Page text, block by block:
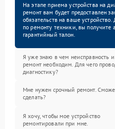
На этапе приема устройства на
ремонт вам будет предоставлен
обязательств на ваше
по ремонту техники, вы получите
гарантийный талон.
Я уже знаю в чем неисправность
ремонт необходим. Для чего
диагностику?
Мне нужен срочный ремонт.
сделать?
Я хочу, чтобы мое устройство
ремонтировали при мне.